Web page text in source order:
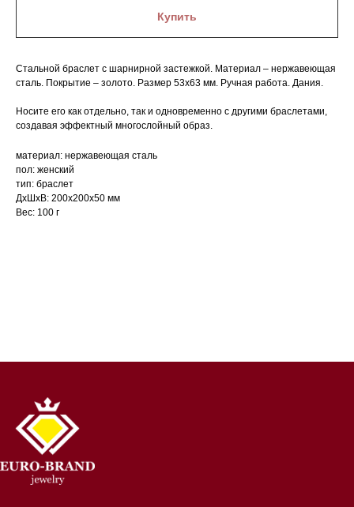
Купить
Стальной браслет с шарнирной застежкой. Материал – нержавеющая
сталь. Покрытие – золото. Размер 53х63 мм. Ручная работа. Дания.
Носите его как отдельно, так и одновременно с другими браслетами,
создавая эффектный многослойный образ.
материал: нержавеющая сталь
пол: женский
тип: браслет
ДxШxВ: 200x200x50 мм
Вес: 100 г